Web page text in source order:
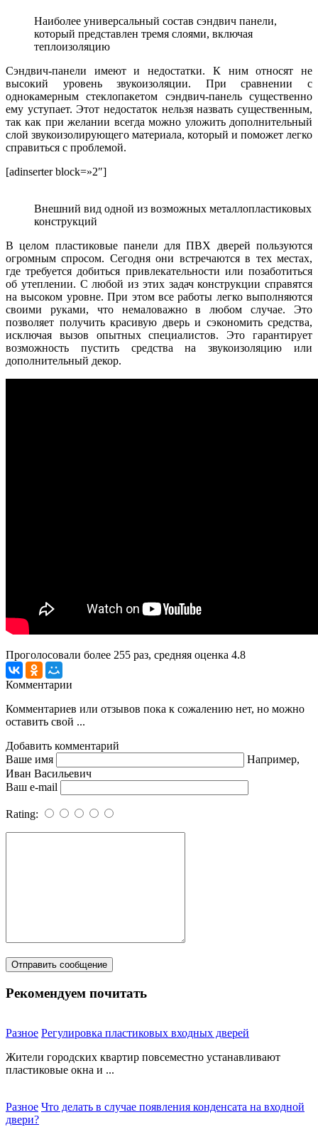
Наиболее универсальный состав сэндвич панели,
который представлен тремя слоями, включая
теплоизоляцию
Сэндвич-панели имеют и недостатки. К ним относят не
высокий уровень звукоизоляции. При сравнении с
однокамерным стеклопакетом сэндвич-панель существенно
ему уступает. Этот недостаток нельзя назвать существенным,
так как при желании всегда можно уложить дополнительный
слой звукоизолирующего материала, который и поможет легко
справиться с проблемой.
[adinserter block=»2″]
Внешний вид одной из возможных металлопластиковых
конструкций
В целом пластиковые панели для ПВХ дверей пользуются
огромным спросом. Сегодня они встречаются в тех местах,
где требуется добиться привлекательности или позаботиться
об утеплении. С любой из этих задач конструкции справятся
на высоком уровне. При этом все работы легко выполняются
своими руками, что немаловажно в любом случае. Это
позволяет получить красивую дверь и сэкономить средства,
исключая вызов опытных специалистов. Это гарантирует
возможность пустить средства на звукоизоляцию или
дополнительный декор.
Проголосовали более 255 раз, средняя оценка 4.8
Комментарии
Комментариев или отзывов пока к сожалению нет, но можно
оставить свой ...
Добавить комментарий
Ваше имя
Например,
Иван Васильевич
Ваш e-mail
Rating:
Рекомендуем почитать
Разное Регулировка пластиковых входных дверей
Жители городских квартир повсеместно устанавливают
пластиковые окна и ...
Разное Что делать в случае появления конденсата на входной
двери?